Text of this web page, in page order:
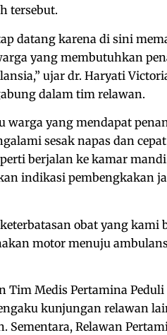
tersebut.
datang karena di sini
yang membutuhkan
ujar dr. Haryati
dalam tim relawan.
warga yang mendapat
sesak napas dan
berjalan ke kamar
indikasi pembengkakan
obat yang
motor menuju
Tim Medis Pertamina
kunjungan relawan
Sementara, Relawan